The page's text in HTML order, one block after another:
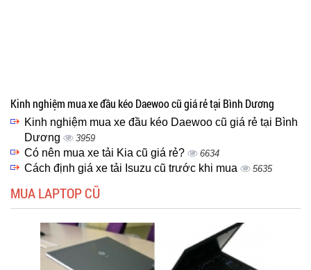
Kinh nghiệm mua xe đầu kéo Daewoo cũ giá rẻ tại Bình Dương
Kinh nghiệm mua xe đầu kéo Daewoo cũ giá rẻ tại Bình
Dương
3959
Có nên mua xe tải Kia cũ giá rẻ? 6634
Cách định giá xe tải Isuzu cũ trước khi mua 5635
MUA LAPTOP CŨ